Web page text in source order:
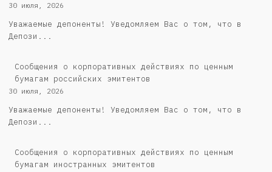
30 июля, 2026
Уважаемые депоненты! Уведомляем Вас о том, что в
Депози...
Cообщения о корпоративных действиях по ценным
бумагам российских эмитентов
30 июля, 2026
Уважаемые депоненты! Уведомляем Вас о том, что в
Депози...
Сообщения о корпоративных действиях по ценным
бумагам иностранных эмитентов